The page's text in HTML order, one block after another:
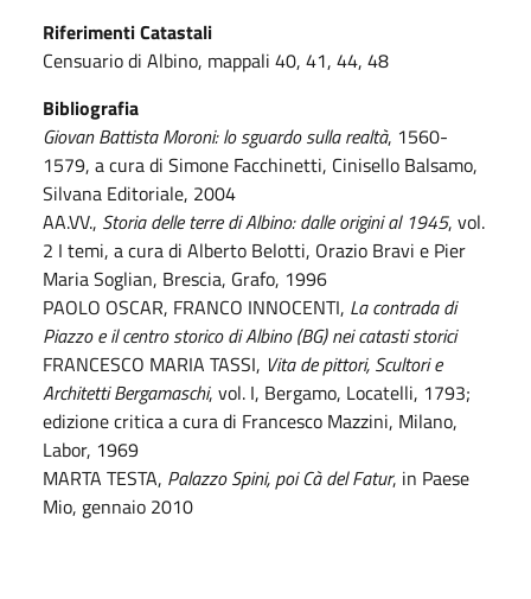
Riferimenti Catastali
Censuario di Albino, mappali 40, 41, 44, 48
Bibliografia
Giovan Battista Moroni: lo sguardo sulla realtà, 1560-
1579, a cura di Simone Facchinetti, Cinisello Balsamo,
Silvana Editoriale, 2004
AA.VV., Storia delle terre di Albino: dalle origini al 1945, vol.
2 I temi, a cura di Alberto Belotti, Orazio Bravi e Pier
Maria Soglian, Brescia, Grafo, 1996
PAOLO OSCAR, FRANCO INNOCENTI, La contrada di
Piazzo e il centro storico di Albino (BG) nei catasti storici
FRANCESCO MARIA TASSI, Vita de pittori, Scultori e
Architetti Bergamaschi, vol. I, Bergamo, Locatelli, 1793;
edizione critica a cura di Francesco Mazzini, Milano,
Labor, 1969
MARTA TESTA, Palazzo Spini, poi Cà del Fatur, in Paese
Mio, gennaio 2010